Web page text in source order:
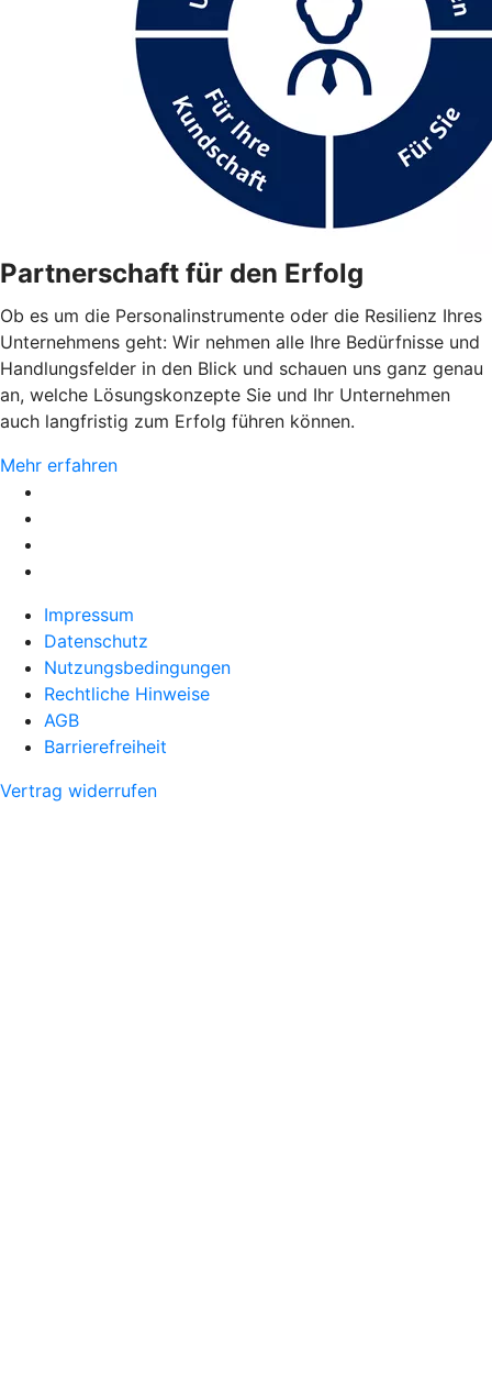
Partnerschaft für den Erfolg
Ob es um die Personalinstrumente oder die Resilienz Ihres
Unternehmens geht: Wir nehmen alle Ihre Bedürfnisse und
Handlungsfelder in den Blick und schauen uns ganz genau
an, welche Lösungskonzepte Sie und Ihr Unternehmen
auch langfristig zum Erfolg führen können.
Mehr erfahren
Impressum
Datenschutz
Nutzungsbedingungen
Rechtliche Hinweise
AGB
Barrierefreiheit
Vertrag widerrufen